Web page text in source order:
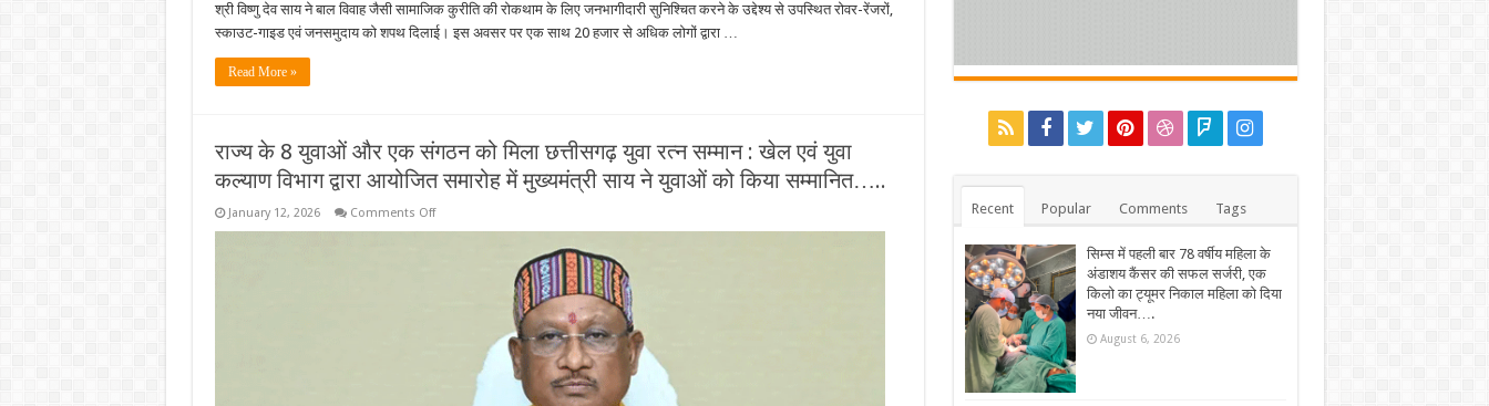
श्री विष्णु देव साय ने बाल विवाह जैसी सामाजिक कुरीति की रोकथाम के लिए जनभागीदारी सुनिश्चित करने के उद्देश्य से उपस्थित रोवर-रेंजरों,
स्काउट-गाइड एवं जनसमुदाय को शपथ दिलाई। इस अवसर पर एक साथ 20 हजार से अधिक लोगों द्वारा …
Read More »
राज्य के 8 युवाओं और एक संगठन को मिला छत्तीसगढ़ युवा रत्न सम्मान : खेल एवं युवा
कल्याण विभाग द्वारा आयोजित समारोह में मुख्यमंत्री साय ने युवाओं को किया सम्मानित…..
January 12, 2026 Comments Offon
Recent Popular Comments Tags
सिम्स में पहली बार 78 वर्षीय महिला के
अंडाशय कैंसर की सफल सर्जरी, एक
किलो का ट्यूमर निकाल महिला को दिया
नया जीवन….
August 6, 2026